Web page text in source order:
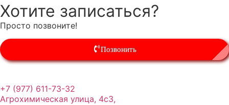
Хотите записаться?
Просто позвоните!
Позвонить
+7 (977) 611-73-32
Агрохимическая улица, 4с3,